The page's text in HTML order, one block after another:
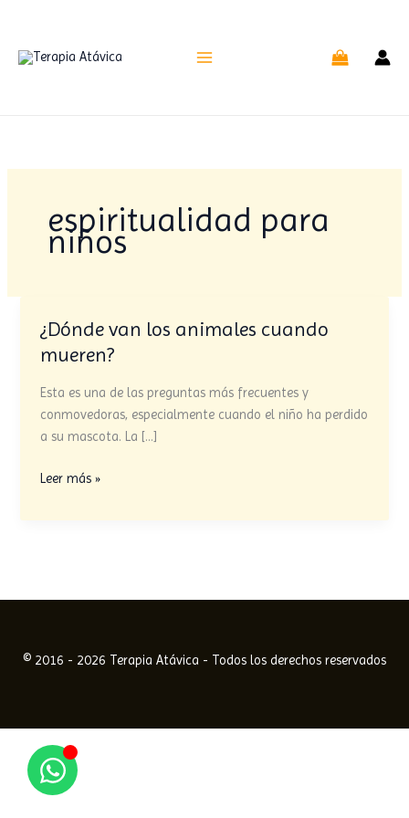
contenido
espiritualidad para
niños
¿Dónde van los animales cuando
mueren?
Esta es una de las preguntas más frecuentes y
conmovedoras, especialmente cuando el niño ha perdido
a su mascota. La […]
¿Dónde
van
animales
cuando
mueren?
Leer más »
© 2016 - 2026 Terapia Atávica - Todos los derechos reservados